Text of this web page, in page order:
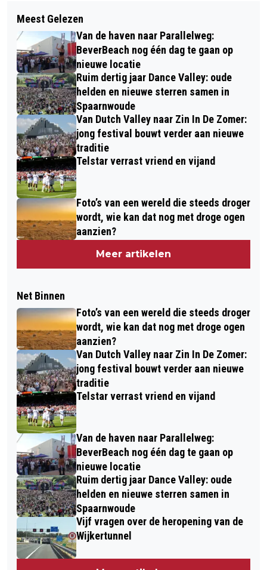
Meest Gelezen
Van de haven naar Parallelweg:
BeverBeach nog één dag te gaan op
nieuwe locatie
Ruim dertig jaar Dance Valley: oude
helden en nieuwe sterren samen in
Spaarnwoude
Van Dutch Valley naar Zin In De Zomer:
jong festival bouwt verder aan nieuwe
traditie
Telstar verrast vriend en vijand
Foto’s van een wereld die steeds droger
wordt, wie kan dat nog met droge ogen
aanzien?
Meer artikelen
Net Binnen
Foto’s van een wereld die steeds droger
wordt, wie kan dat nog met droge ogen
aanzien?
Van Dutch Valley naar Zin In De Zomer:
jong festival bouwt verder aan nieuwe
traditie
Telstar verrast vriend en vijand
Van de haven naar Parallelweg:
BeverBeach nog één dag te gaan op
nieuwe locatie
Ruim dertig jaar Dance Valley: oude
helden en nieuwe sterren samen in
Spaarnwoude
Vijf vragen over de heropening van de
Wijkertunnel